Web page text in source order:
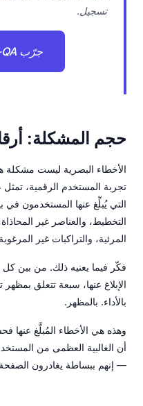
تسجيل.
جرّب Delta-QA مجانًا ←
حجم المشكلة:
التي يُبلِّغ عنها المستخدمون في
التخطيط، والعناصر غير
المرئية، والتراكبات غير
فكّر فيما يعنيه ذلك. من بين
الإبلاغ عنها، سبعة تتعلق
بالأداء. بالمظهر.
وهذه هي الأخطاء المُبلَّغ
أن الغالبية العظمى من
— إنهم ببساطة يغادرون